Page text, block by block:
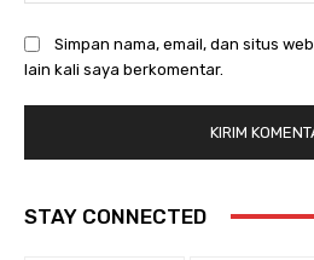
Simpan nama, email, dan situs
lain kali saya berkomentar.
STAY CONNECTED